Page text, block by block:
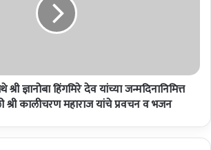
ज्ञानोबा हिंगमिरे देव यांच्या जन्मदिनानिमित्त
श्री कालीचरण महाराज यांचे प्रवचन व भजन